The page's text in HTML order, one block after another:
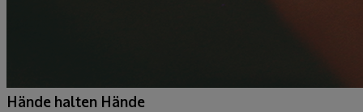
Hände halten Hände